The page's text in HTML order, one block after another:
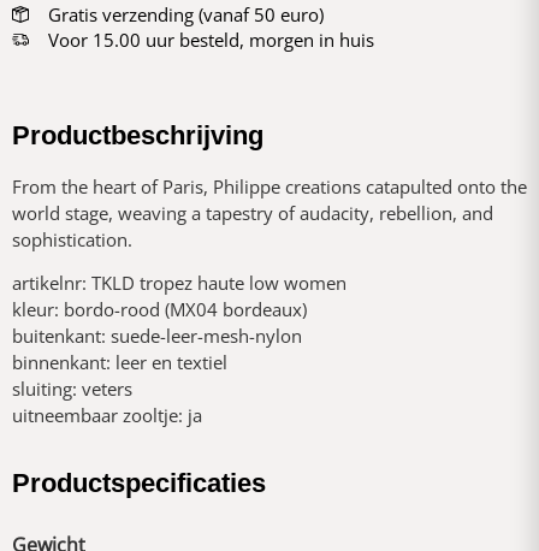
Gratis verzending (vanaf 50 euro)
Voor 15.00 uur besteld, morgen in huis
Productbeschrijving
From the heart of Paris, Philippe creations catapulted onto the
world stage, weaving a tapestry of audacity, rebellion, and
sophistication.
artikelnr: TKLD tropez haute low women
kleur: bordo-rood (MX04 bordeaux)
buitenkant: suede-leer-mesh-nylon
binnenkant: leer en textiel
sluiting: veters
uitneembaar zooltje: ja
Productspecificaties
Gewicht